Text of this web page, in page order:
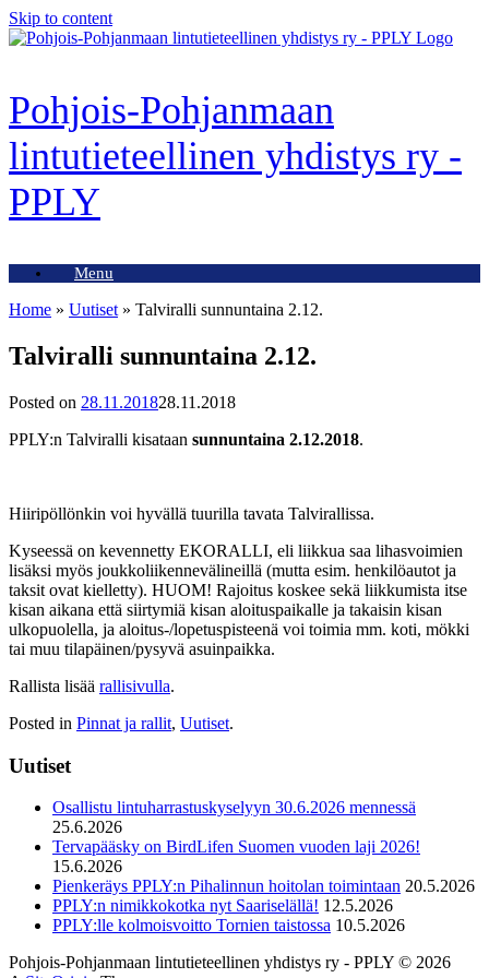
Skip to content
Pohjois-Pohjanmaan
lintutieteellinen yhdistys ry -
PPLY
Menu
Home » Uutiset » Talviralli sunnuntaina 2.12.
Talviralli sunnuntaina 2.12.
Posted on 28.11.201828.11.2018
PPLY:n Talviralli kisataan sunnuntaina 2.12.2018.
Hiiripöllönkin voi hyvällä tuurilla tavata Talvirallissa.
Kyseessä on kevennetty EKORALLI, eli liikkua saa lihasvoimien
lisäksi myös joukkoliikennevälineillä (mutta esim. henkilöautot ja
taksit ovat kielletty). HUOM! Rajoitus koskee sekä liikkumista itse
kisan aikana että siirtymiä kisan aloituspaikalle ja takaisin kisan
ulkopuolella, ja aloitus-/lopetuspisteenä voi toimia mm. koti, mökki
tai muu tilapäinen/pysyvä asuinpaikka.
Rallista lisää rallisivulla.
Posted in Pinnat ja rallit, Uutiset.
Uutiset
Osallistu lintuharrastuskyselyyn 30.6.2026 mennessä
25.6.2026
Tervapääsky on BirdLifen Suomen vuoden laji 2026!
15.6.2026
Pienkeräys PPLY:n Pihalinnun hoitolan toimintaan 20.5.2026
PPLY:n nimikkokotka nyt Saariselällä! 12.5.2026
PPLY:lle kolmoisvoitto Tornien taistossa 10.5.2026
Pohjois-Pohjanmaan lintutieteellinen yhdistys ry - PPLY © 2026